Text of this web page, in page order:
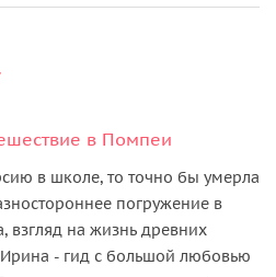
в Помпеи
в школе, то точно бы умерла
погружение в
взгляд на жизнь древних
- гид с большой любовью